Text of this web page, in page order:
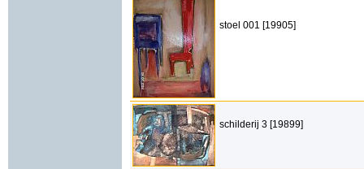
stoel 001 [19905]
schilderij 3 [19899]